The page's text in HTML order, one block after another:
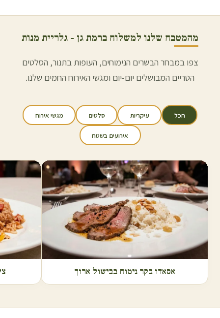
מהמטבח שלנו למשלוח ברמת גן - גלריית מנות
צפו במבחר הבשרים הנימוחים, העופות בתנור, הסלטים
הטריים המבושלים יום-יום ומגשי האירוח החמים שלנו.
הכל עיקריות סלטים מגשי אירוח
אירועים בשטח
אסאדו בקר נימוח בבישול ארוך